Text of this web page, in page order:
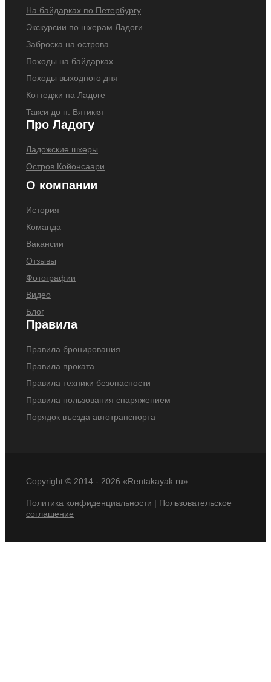
На байдарках по Петербургу
Экскурсии по шхерам Ладоги
Заброска на острова
Походы на байдарках
Походы выходного дня
Коттеджи на Ладоге
Такси до п. Вятиккя
Про Ладогу
Ладожские шхеры
Остров Койонсаари
О компании
История
Команда
Вакансии
Отзывы
Фотографии
Видео
Блог
Правила
Правила бронирования
Правила проката
Правила техники безопасности
Правила пользования снаряжением
Порядок въезда автотранспорта
Copyright © 2014 - 2026 «Rentakayak.ru»
Политика конфиденциальности | Пользовательское
соглашение